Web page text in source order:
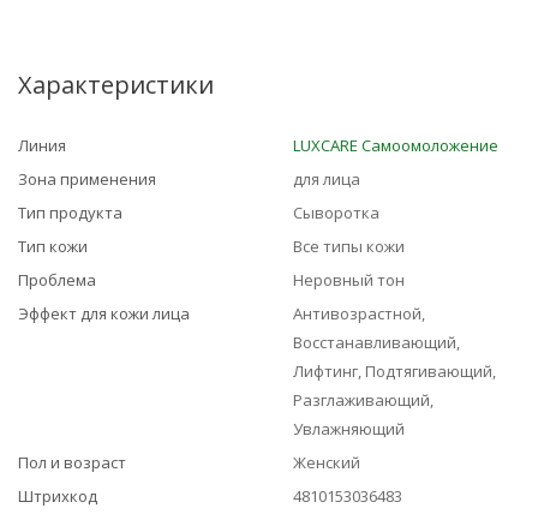
Характеристики
Линия
LUXCARE Самоомоложение
Зона применения
для лица
Тип продукта
Сыворотка
Тип кожи
Все типы кожи
Проблема
Неровный тон
Эффект для кожи лица
Антивозрастной,
Восстанавливающий,
Лифтинг, Подтягивающий,
Разглаживающий,
Увлажняющий
Пол и возраст
Женский
Штрихкод
4810153036483